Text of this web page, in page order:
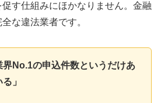
す仕組みにほかなりません。金融
な違法業者です。
界No.1の申込件数というだけあ
」